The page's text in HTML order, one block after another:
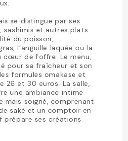
se distingue par ses
sashimis et autres plats
du poisson,
l’anguille laquée ou la
de l’offre. Le menu,
pour sa fraîcheur et son
formules omakase et
26 et 30 euros. La salle,
une ambiance intime
mais soigné, comprenant
saké et un comptoir en
prépare ses créations